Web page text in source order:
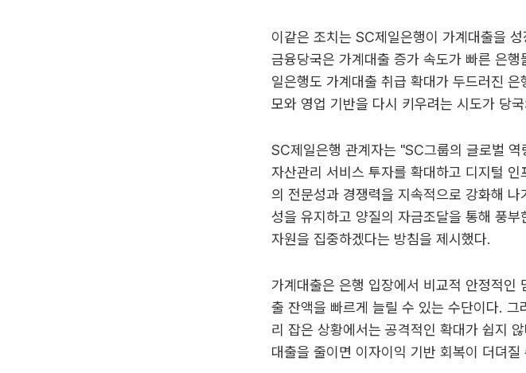
이같은 조치는 SC제일은행이 가계대출을
금융당국은 가계대출 증가 속도가 빠른 은
일은행도 가계대출 취급 확대가 두드러진
모와 영업 기반을 다시 키우려는 시도가 당
SC제일은행 관계자는 "SC그룹의 글로벌
자산관리 서비스 투자를 확대하고 디지털
의 전문성과 경쟁력을 지속적으로 강화해
성을 유지하고 양질의 자금조달을 통해 풍
자원을 집중하겠다는 방침을 제시했다.
가계대출은 은행 입장에서 비교적 안정적인
출 잔액을 빠르게 늘릴 수 있는 수단이다.
리 잡은 상황에서는 공격적인 확대가 쉽지
대출을 줄이면 이자이익 기반 회복이 더뎌질